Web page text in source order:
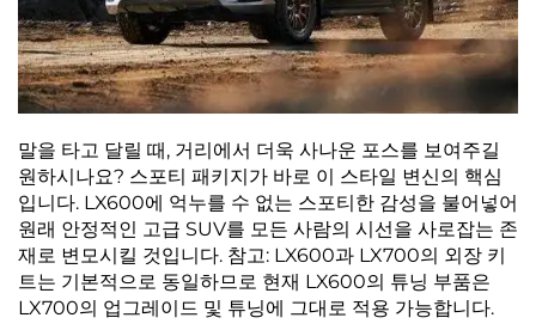
말을 타고 달릴 때, 거리에서 더욱 사나운 포스를 보여주길
원하시나요? 스포티 패키지가 바로 이 스타일 변신의 핵심
입니다. LX600에 억누를 수 없는 스포티한 감성을 불어넣어
원래 안정적인 고급 SUV를 모든 사람의 시선을 사로잡는 존
재로 변모시킬 것입니다. 참고: LX600과 LX700의 외장 키
트는 기본적으로 동일하므로 현재 LX600의 튜닝 부품은
LX700의 업그레이드 및 튜닝에 그대로 적용 가능합니다.